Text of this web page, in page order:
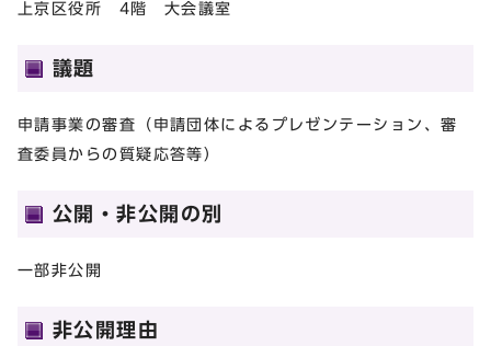
上京区役所 4階 大会議室
議題
申請事業の審査（申請団体によるプレゼンテーション、審
査委員からの質疑応答等）
公開・非公開の別
一部非公開
非公開理由